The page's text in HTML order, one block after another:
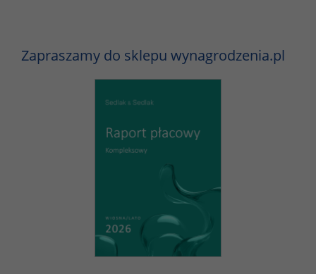
Zapraszamy do sklepu wynagrodzenia.pl